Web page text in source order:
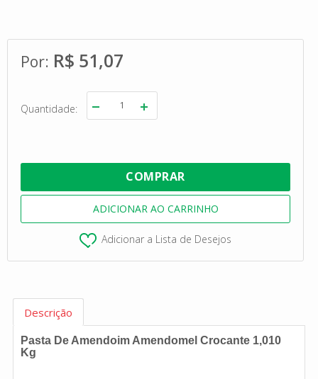
R$ 51,07
Quantidade
Adicionar a Lista de Desejos
Descrição
Pasta De Amendoim Amendomel Crocante 1,010
Kg